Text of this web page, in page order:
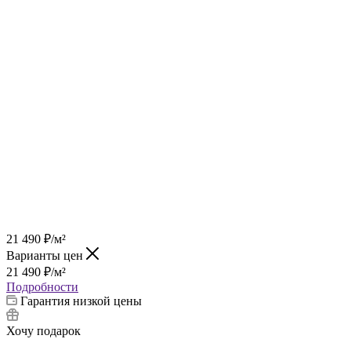
21 490 ₽/м²
Варианты цен
21 490 ₽/м²
Подробности
Гарантия низкой цены
Хочу подарок